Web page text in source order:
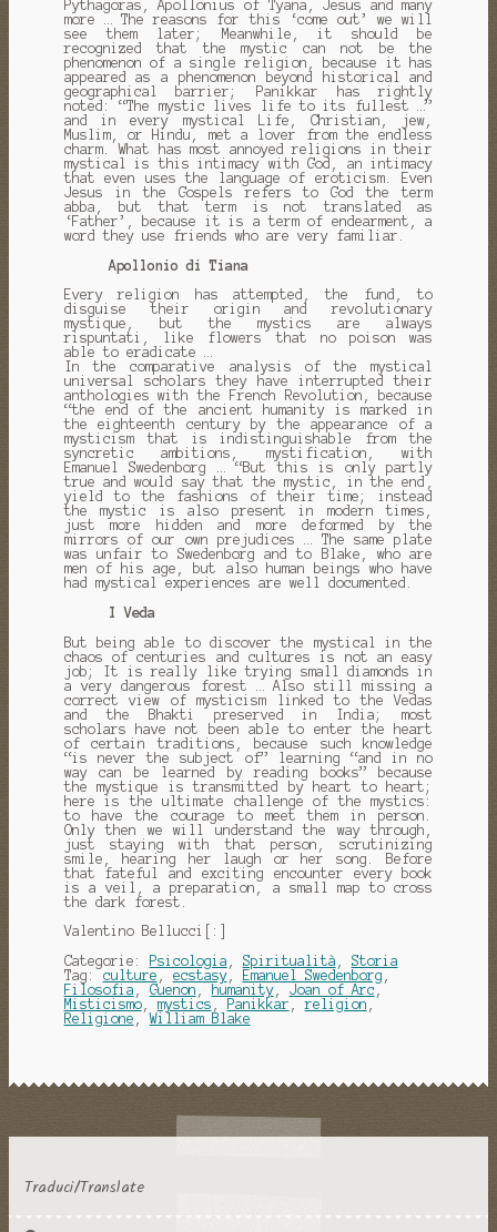
Pythagoras, Apollonius of Tyana, Jesus and many
more … The reasons for this ‘come out’ we will
see them later;
Meanwhile, it should be
recognized that the mystic can not be the
phenomenon of a single religion, because it has
appeared as a phenomenon beyond historical and
geographical barrier; Panikkar has rightly
noted: “The mystic lives life to its fullest …”
and in every mystical Life, Christian, jew,
Muslim, or Hindu, met a lover from the endless
charm.What has most annoyed religions in their
mystical is this intimacy with God, an intimacy
that even uses the language of eroticism. Even
Jesus in the Gospels refers to God the term
abba, but that term is not translated as
‘Father’, because it is a term of endearment, a
word they use friends who are very familiar.
Apollonio di Tiana
Every religion has attempted , the fund,to
disguise
their origin and
revolutionary
mystique
but the mystics are
always
rispuntati
like flowers that no poison
was
able to eradicate
In the comparative analysis
of the
mystical
universal
scholars they have interrupted
their
anthologies
with the French Revolution
because
“the end
of the ancient humanity is marked
in
the eighteenth century
by the appearance of
a
mysticism
that is indistinguishable
from the
syncretic
ambitions mystification ,with
Emanuel
Swedenborg “Butthis is
only partly
true
and would say that the mystic in the end
yield to the
fashions of their time ;instead
the mystic
is also present
in modern times,
just more
hidden and more deformed
by the
mirrors
of our own prejudices The same
plate
was
unfair to Swedenborg and to Blake , whoare
men
of his age but also human beings
who have
had
mystical experiences are well documented
I Veda
But being able to discover the mystical
in the
chaos
of centuries and cultures is not
an easy
job ; It is really like trying small
diamonds in
a
very dangerous forest … Also still missing
a
correct view
of mysticism linked
to the Vedas
and
the Bhakti preserved in India ;most
scholars
have not been able to
enter the heart
of certain traditions
because
such knowledge
“is neverthe subject of” learning “andin no
way
can be learned by reading books” because
the mystique
is transmitted by heart to heart ;
here is
the ultimate challenge of the mystics :
to have
the courage to meet them in person
Only then
we will understand
the way through,
just
staying with that person ,scrutinizing
smile , hearing her laugh or her song
Before
that fateful
and exciting encounter every
book
is
a veil ,a preparation a small map to
cross
the
dark forest
Valentino Bellucci [:]
Categorie: Psicologia Spiritualità
Storia
Tag: culture ecstasy, Emanuel Swedenborg
Filosofia
Guenon humanity, Joan of Arc
Misticismo, mystics Panikkar ,religion
Religione ,William Blake
Traduci/Translate